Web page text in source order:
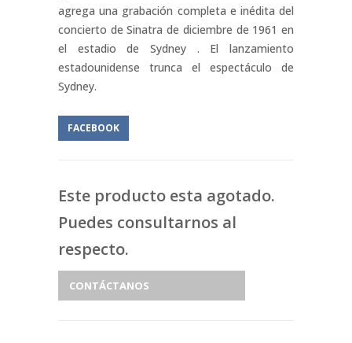
agrega una grabación completa e inédita del
concierto de Sinatra de diciembre de 1961 en
el estadio de Sydney . El lanzamiento
estadounidense trunca el espectáculo de
Sydney.
FACEBOOK
Este producto esta agotado.
Puedes consultarnos al
respecto.
CONTÁCTANOS